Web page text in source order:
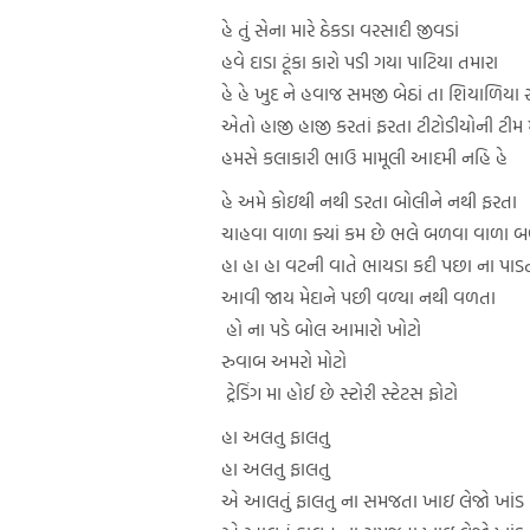
હે તું સેના મારે ઠેકડા વરસાદી જીવડાં
હવે દાડા ટૂંકા કારો પડી ગયા પાટિયા તમારા
હે હે ખુદ ને હવાજ સમજી બેઠાં તા શિયાળિયા
એતો હાજી હાજી કરતાં ફરતા ટીટોડીયોની ટીમ
હમસે કલાકારી ભાઉ મામૂલી આદમી નહિ હે
હે અમે કોઇથી નથી ડરતા બોલીને નથી ફરતા
ચાહવા વાળા ક્યાં કમ છે ભલે બળવા વાળા
હા હા હા વટની વાતે ભાયડા કદી પછા ના
આવી જાય મેદાને પછી વળ્યા નથી વળતા
હો ના પડે બોલ આમારો ખોટો
રુવાબ અમરો મોટો
ટ્રેડિંગ મા હોઈ છે સ્ટોરી સ્ટેટસ ફોટો
હા અલતુ ફાલતુ
હા અલતુ ફાલતુ
એ આલતું ફાલતુ ના સમજતા ખાઇ લેજો ખાંડ